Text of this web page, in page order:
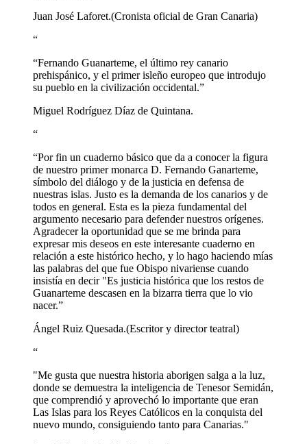
Juan José Laforet.(Cronista oficial de Gran Canaria)
“
“Fernando Guanarteme, el último rey canario
prehispánico, y el primer isleño europeo que introdujo
su pueblo en la civilización occidental.”
Miguel Rodríguez Díaz de Quintana.
“
“Por fin un cuaderno básico que da a conocer la figura
de nuestro primer monarca D. Fernando Ganarteme,
símbolo del diálogo y de la justicia en defensa de
nuestras islas. Justo es la demanda de los canarios y de
todos en general. Esta es la pieza fundamental del
argumento necesario para defender nuestros orígenes.
Agradecer la oportunidad que se me brinda para
expresar mis deseos en este interesante cuaderno en
relación a este histórico hecho, y lo hago haciendo mías
las palabras del que fue Obispo nivariense cuando
insistía en decir "Es justicia histórica que los restos de
Guanarteme descasen en la bizarra tierra que lo vio
nacer.”
Ángel Ruiz Quesada.(Escritor y director teatral)
“
"Me gusta que nuestra historia aborigen salga a la luz,
donde se demuestra la inteligencia de Tenesor Semidán,
que comprendió y aprovechó lo importante que eran
Las Islas para los Reyes Católicos en la conquista del
nuevo mundo, consiguiendo tanto para Canarias."